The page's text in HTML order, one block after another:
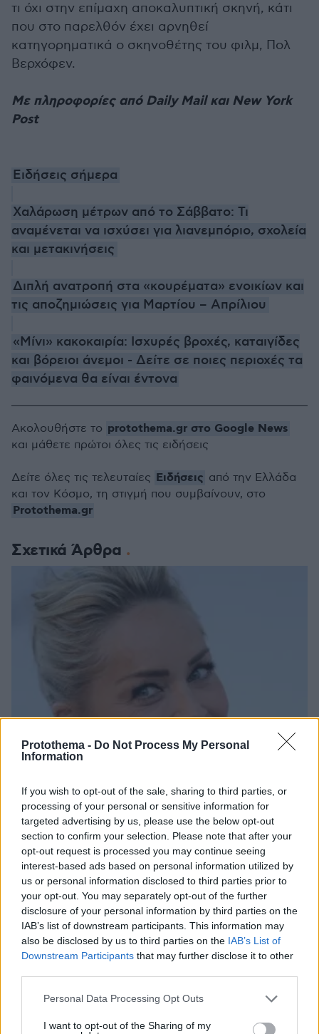
Protothema - Do Not Process My Personal
Information
If you wish to opt-out of the sale, sharing to third parties, or
processing of your personal or sensitive information for
targeted advertising by us, please use the below opt-out
section to confirm your selection. Please note that after your
opt-out request is processed you may continue seeing
interest-based ads based on personal information utilized by
us or personal information disclosed to third parties prior to
your opt-out. You may separately opt-out of the further
disclosure of your personal information by third parties on the
IAB’s list of downstream participants. This information may
also be disclosed by us to third parties on the IAB’s List of
Downstream Participants that may further disclose it to other
Please note that this website/app uses one or more Google
not limited to your visit or usage behaviour. You may click to
Personal Data Processing Opt Outs
I want to opt-out of the Sharing of my
τι όχι στην επίμαχη αποκαλυπτική σκηνή, κάτι
που στο παρελθόν έχει αρνηθεί
κατηγορηματικά ο σκηνοθέτης του φιλμ, Πολ
Βερχόφεν.
Με πληροφορίες από Daily Mail και New York
Post
Eιδήσεις σήμερα
Χαλάρωση μέτρων από το Σάββατο: Τι
αναμένεται να ισχύσει για λιανεμπόριο, σχολεία
και μετακινήσεις
Διπλή ανατροπή στα «κουρέματα» ενοικίων και
τις αποζημιώσεις για Μαρτίου – Απρίλιου
«Μίνι» κακοκαιρία: Ισχυρές βροχές, καταιγίδες
και βόρειοι άνεμοι - Δείτε σε ποιες περιοχές τα
φαινόμενα θα είναι έντονα
Σχετικά Άρθρα
Σάρον Στόουν: «Ο Πολ Βερχόφεν και ο Μάρτιν Σκορσέζε
μού έδωσαν τις καλύτερες συμβουλές»
Thema Insights
Ακολουθήστε το protothema.gr στο Google News
και μάθετε πρώτοι όλες τις ειδήσεις
Δείτε όλες τις τελευταίες Ειδήσεις από την Ελλάδα
και τον Κόσμο, τη στιγμή που συμβαίνουν, στο
Protothema.gr